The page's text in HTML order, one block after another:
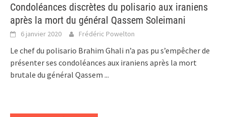
Condoléances discrètes du polisario aux iraniens
après la mort du général Qassem Soleimani
6 janvier 2020 Frédéric Powelton
Le chef du polisario Brahim Ghali n’a pas pu s’empêcher de
présenter ses condoléances aux iraniens après la mort
brutale du général Qassem ...